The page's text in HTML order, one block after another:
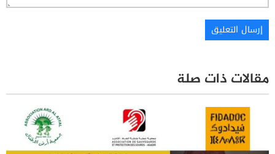
مقالات ذات صلة